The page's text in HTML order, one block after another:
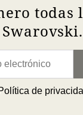
todas
de